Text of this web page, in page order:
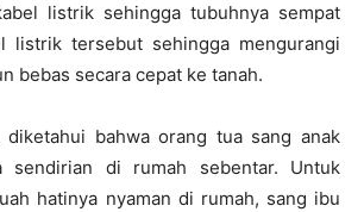
listrik sehingga tubuhnya sempat
listrik tersebut sehingga mengurangi
bebas secara cepat ke tanah.
diketahui bahwa orang tua sang anak
sendirian di rumah sebentar. Untuk
hatinya nyaman di rumah, sang ibu